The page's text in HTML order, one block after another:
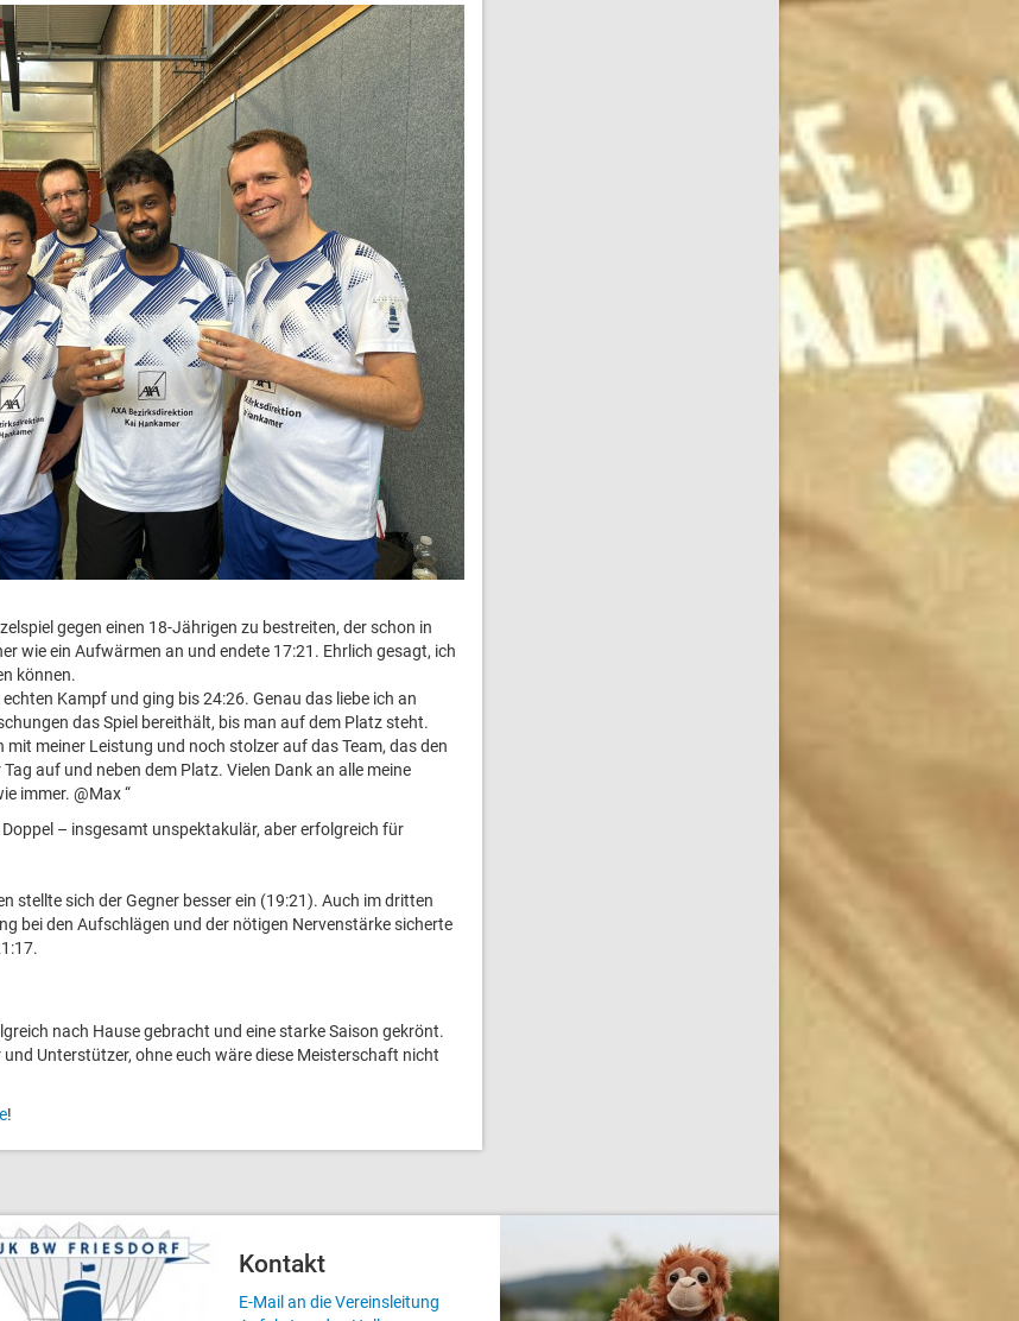
gegen einen 18-Jährigen zu bestreiten, der schon in
wie ein Aufwärmen an und endete 17:21. Ehrlich gesagt, ich
können.
Kampf und ging bis 24:26. Genau das liebe ich an
das Spiel bereithält, bis man auf dem Platz steht.
meiner Leistung und noch stolzer auf das Team, das den
auf und neben dem Platz. Vielen Dank an alle meine
immer. @Max “
– insgesamt unspektakulär, aber erfolgreich für
stellte sich der Gegner besser ein (19:21). Auch im dritten
bei den Aufschlägen und der nötigen Nervenstärke sicherte
nach Hause gebracht und eine starke Saison gekrönt.
Unterstützer, ohne euch wäre diese Meisterschaft nicht
!
Kontakt
E-Mail an die Vereinsleitung